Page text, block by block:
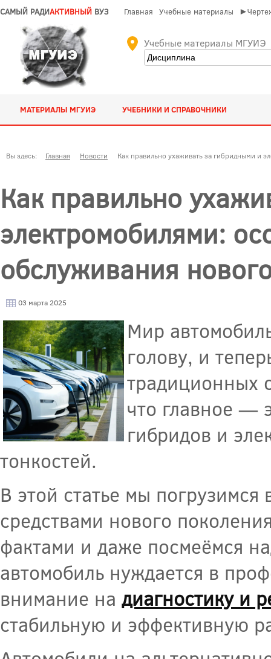
САМЫЙ РАДИАКТИВНЫЙ ВУЗ Главная Учебные материалы
Учебные материалы МГУИЭ
МАТЕРИАЛЫ МГУИЭ УЧЕБНИКИ И СПРАВОЧНИКИ
Вы здесь: Главная Новости Как правильно ухаживать за гибридными и
Как правильно
электромобилями:
обслуживания
03 марта 2025
Мир
голову, и
традиционных
что главное —
гибридов и
тонкостей.
В этой статье мы
средствами нового
фактами и даже посмеёмся
автомобиль нуждается в
внимание на диагностику и
стабильную и эффективную